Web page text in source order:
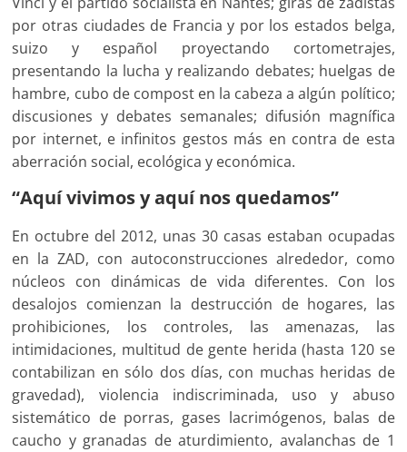
por otras ciudades de Francia y por los estados belga,
suizo y español proyectando cortometrajes,
presentando la lucha y realizando debates; huelgas de
hambre, cubo de compost en la cabeza a algún político;
discusiones y debates semanales; difusión magnífica
por internet, e infinitos gestos más en contra de esta
aberración social, ecológica y económica.
“Aquí vivimos y aquí nos quedamos”
En octubre del 2012, unas 30 casas estaban ocupadas
en la ZAD, con autoconstrucciones alrededor, como
núcleos con dinámicas de vida diferentes. Con los
desalojos comienzan la destrucción de hogares, las
prohibiciones, los controles, las amenazas, las
intimidaciones, multitud de gente herida (hasta 120 se
contabilizan en sólo dos días, con muchas heridas de
gravedad), violencia indiscriminada, uso y abuso
sistemático de porras, gases lacrimógenos, balas de
caucho y granadas de aturdimiento, avalanchas de 1